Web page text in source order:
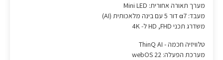
מערך תאורה אחורית: Mini LED
מעבד: α7 דור 5 עם בינה מלאכותית (AI)
משדרג תכני HD ,FHD ל- 4K
טלוויזיה חכמה - ThinQ AI
מערכת הפעלה: webOS 22